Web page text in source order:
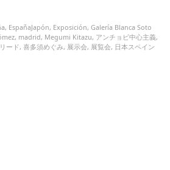
, EspañaJapón, Exposición,Galería Blanca Soto
, madrid, Megumi Kitazu, アンチョビ中心主義,
ード,喜多須めぐみ, 展示会, 展覧会, 日本スペイン